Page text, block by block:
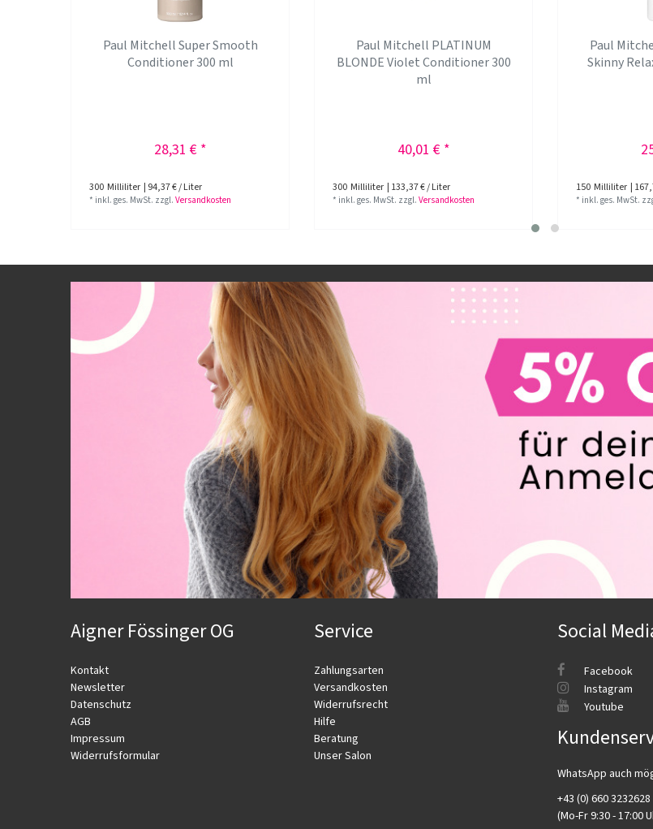
Paul Mitchell Super Smooth
Conditioner 300 ml
28,31 € *
300 Milliliter | 94,37 € / Liter
* inkl. ges. MwSt. zzgl.Versandkosten
Paul Mitchell PLATINUM
BLONDE Violet Conditioner 300
ml
40,01 € *
300 Milliliter | 133,37 € / Liter
* inkl. ges. MwSt. zzgl.Versandkosten
Paul
Skinny
150 Milliliter |
* inkl. ges. MwSt.
Aigner Fössinger OG
Kontakt
Newsletter
Datenschutz
AGB
Impressum
Widerrufsformular
Service
Zahlungsarten
Versandkosten
Widerrufsrecht
Hilfe
Beratung
Unser Salon
Social
Facebook
Instagram
Youtube
WhatsApp auch
+43 (0) 660 3232628
(Mo-Fr 9:30 - 17:00